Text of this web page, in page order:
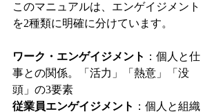
このマニュアルは、エンゲイジメント
を2種類に明確に分けています。
ワーク・エンゲイジメント ：個人と仕
事との関係。「活力」「熱意」「没
頭」の3要素
従業員エンゲイジメント ：個人と組織